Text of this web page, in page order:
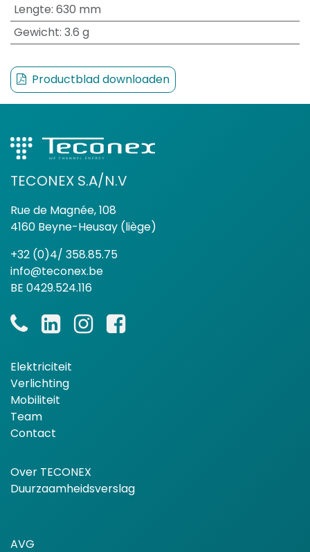
Lengte: 630 mm
Gewicht: 3.6 g
Productblad downloaden
TECONEX S.A/N.V
Rue de Magnée, 108
4160 Beyne-Heusay (liège)
+32 (0)4/ 358.85.75
info@teconex.be
BE 0429.524.116
Elektriciteit
Verlichting
Mobiliteit
Team
Contact
Over TECONEX
Duurzaamheidsverslag
AVG